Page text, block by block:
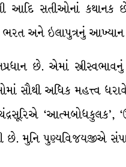
આદિ સતીઓનાં કથાનક છે.
ભરત અને ઇલાપુત્રનું
છે. એમાં સ્ત્રીસ્વભાવનું
સૌથી અધિક મહત્ત્વ
‘આત્મબોધકુલક’,
છે. મુનિ પુણ્યવિજયજીએ